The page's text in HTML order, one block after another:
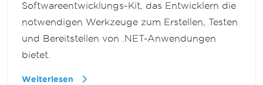
Softwareentwicklungs-Kit, das Entwicklern die
notwendigen Werkzeuge zum Erstellen, Testen
und Bereitstellen von .NET-Anwendungen
bietet.
Weiterlesen